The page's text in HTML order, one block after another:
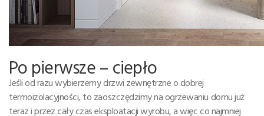
Po pierwsze – ciepło
Jeśli od razu wybierzemy drzwi zewnętrzne o dobrej
termoizolacyjności, to zaoszczędzimy na ogrzewaniu domu już
teraz i przez cały czas eksploatacji wyrobu, a więc co najmniej